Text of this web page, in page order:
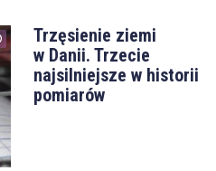
Trzęsienie ziemi
w Danii. Trzecie
najsilniejsze w historii
pomiarów